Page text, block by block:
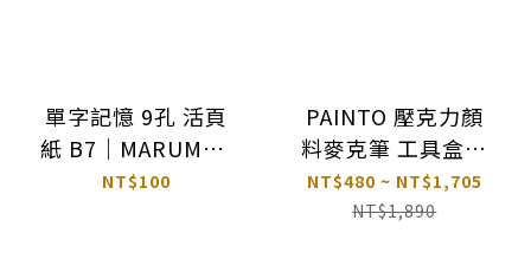
單字記憶 9孔 活頁
紙 B7｜MARUMAN
日本
NT$100
PAINTO 壓克力顏
料麥克筆 工具盒套
組 安全無毒認證｜
STABILO 德國
NT$480 ~ NT$1,705
NT$1,890